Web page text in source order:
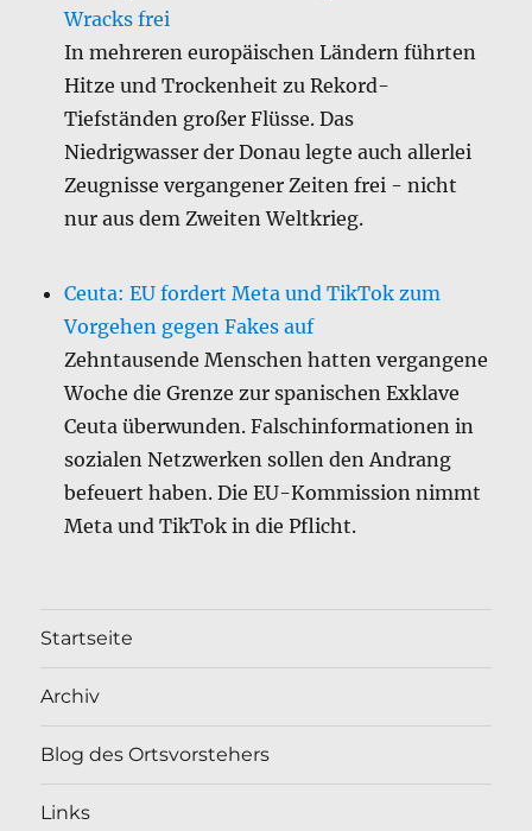
Wracks frei
In mehreren europäischen Ländern führten
Hitze und Trockenheit zu Rekord-
Tiefständen großer Flüsse. Das
Niedrigwasser der Donau legte auch allerlei
Zeugnisse vergangener Zeiten frei - nicht
nur aus dem Zweiten Weltkrieg.
Ceuta: EU fordert Meta und TikTok zum
Vorgehen gegen Fakes auf
Zehntausende Menschen hatten vergangene
Woche die Grenze zur spanischen Exklave
Ceuta überwunden. Falschinformationen in
sozialen Netzwerken sollen den Andrang
befeuert haben. Die EU-Kommission nimmt
Meta und TikTok in die Pflicht.
Startseite
Archiv
Blog des Ortsvorstehers
Links